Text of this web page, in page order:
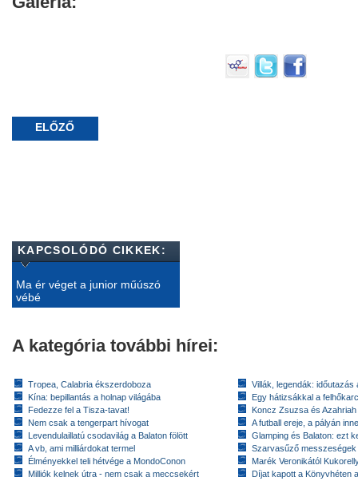
ELŐZŐ
KAPCSOLÓDÓ CIKKEK:
Ma ér véget a junior műúszó
vébé
A kategória további hírei:
Tropea, Calabria ékszerdoboza
Kína: bepillantás a holnap világába
Fedezze fel a Tisza-tavat!
Nem csak a tengerpart hívogat
Levendulaillatú csodavilág a Balaton fölött
A vb, ami milliárdokat termel
Élményekkel teli hétvége a MondoConon
Milliók kelnek útra - nem csak a meccsekért
Villák, legendák: időutazás
Egy hátizsákkal a
Koncz Zsuzsa és
A futball ereje, a pályán
Glamping és Balaton: ezt
Szarvasűző messzeségek
Marék Veronikától
Díjat kapott a Könyvhéten